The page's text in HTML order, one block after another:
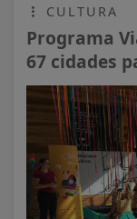
CULTURA
Programa
67 cidades